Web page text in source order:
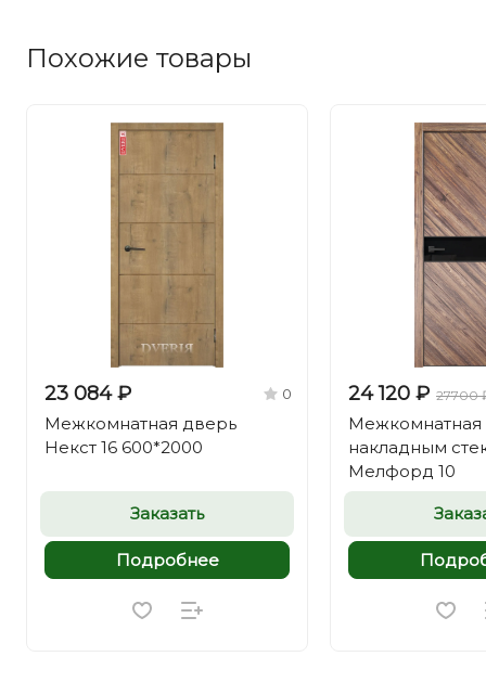
Похожие товары
23 084 ₽ 0
Межкомнатная дверь
Некст 16 600*2000
Заказать
Подробнее
24 120 ₽ 27700
Межкомнатная
накладным
Мелфорд 10